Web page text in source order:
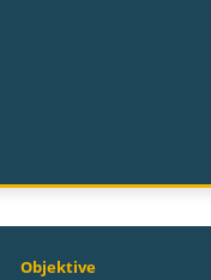
Objektive